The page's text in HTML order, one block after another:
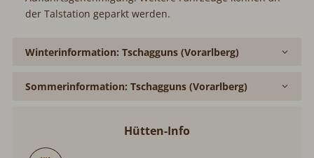
der Talstation geparkt werden.
Winterinformation: Tschagguns (Vorarlberg)
Sommerinformation: Tschagguns (Vorarlberg)
Hütten-Info